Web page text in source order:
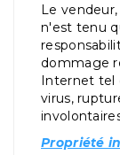
Le
n'est tenu
dommage
Internet tel
virus,
Propriété